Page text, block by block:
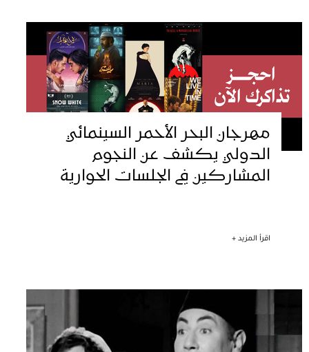
مهرجان البحر الأحمر السينمائي
الدولي يكشف عن النجوم
المشاركين في الجلسات الحوارية
اقرأ المزيد +